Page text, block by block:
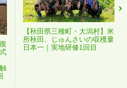
【秋田県三種町・大潟村】米
所秋田、じゅんさいの収穫量
日本一｜実地研修1回目